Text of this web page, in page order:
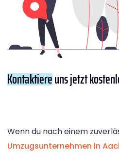
Kontaktiereuns jetzt
Wenn du nach einem
Umzugsunternehmen in